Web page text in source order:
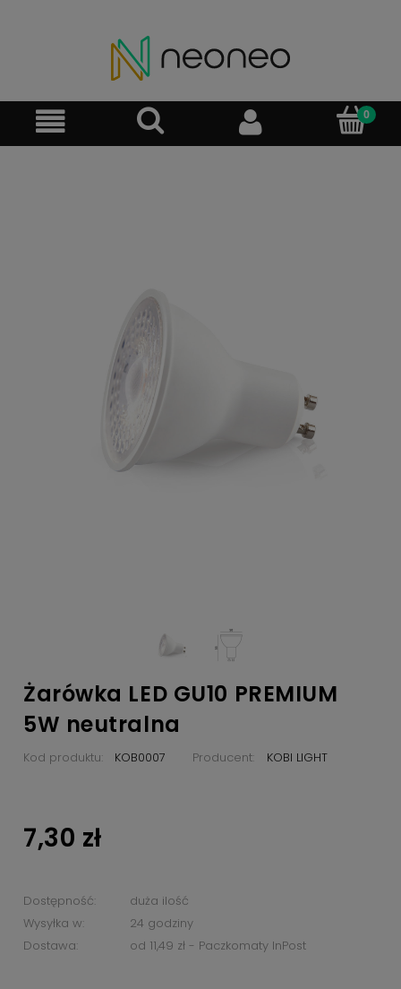
Żarówka LED GU10 PREMIUM
5W neutralna
Producent: KOBI LIGHT
Kod produktu: KOB0007
7,30 zł
Dostępność:
duża ilość
Wysyłka w:
24 godziny
Dostawa:
od 11,49 zł - Paczkomaty InPost